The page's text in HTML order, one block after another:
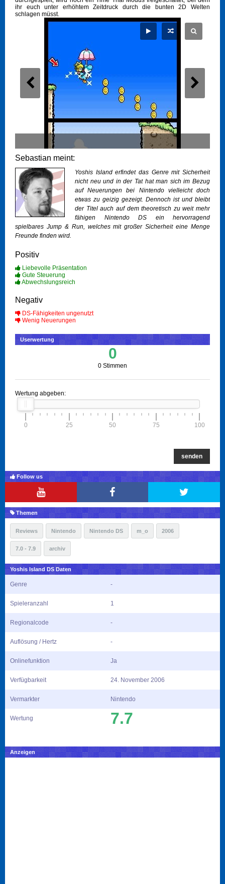
ihr euch unter erhöhtem Zeitdruck durch die bunten 2D Welten
schlagen müsst.
Sebastian meint:
Yoshis Island erfindet das Genre mit Sicherheit
nicht neu und in der Tat hat man sich im Bezug
auf Neuerungen bei Nintendo vielleicht doch
etwas zu geizig gezeigt. Dennoch ist und bleibt
der Titel auch auf dem theoretisch zu weit mehr
fähigen Nintendo DS ein hervorragend
spielbares Jump & Run, welches mit großer Sicherheit eine Menge
Freunde finden wird.
Positiv
Liebevolle Präsentation
Gute Steuerung
Abwechslungsreich
Negativ
DS-Fähigkeiten ungenutzt
Wenig Neuerungen
Userwertung
0
0 Stimmen
Wertung abgeben:
0 25 50 75 100
senden
Follow us
Themen
Reviews Nintendo Nintendo DS m_o 2006
7.0 - 7.9 archiv
Yoshis Island DS Daten
Genre -
Spieleranzahl 1
Regionalcode -
Auflösung / Hertz -
Onlinefunktion Ja
Verfügbarkeit 24. November 2006
Vermarkter Nintendo
Wertung 7.7
Anzeigen